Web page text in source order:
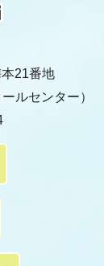
21番地
ルセンター）